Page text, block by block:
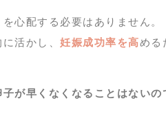
心配する必要はありません。
に活かし、妊娠成功率を高める
が早くなくなることはないの